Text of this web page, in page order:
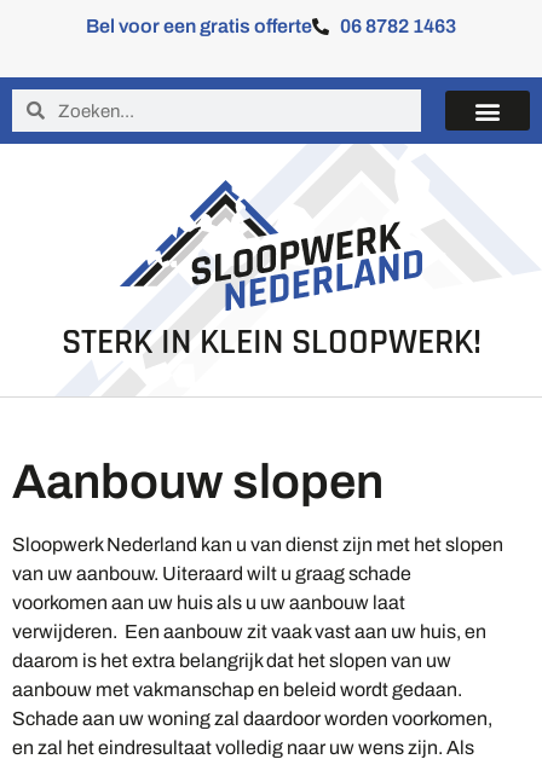
Bel voor een gratis offerte 06 8782 1463
STERK IN KLEIN SLOOPWERK!
Aanbouw slopen
Sloopwerk Nederland kan u van dienst zijn met het slopen
van uw aanbouw. Uiteraard wilt u graag schade
voorkomen aan uw huis als u uw aanbouw laat
verwijderen. Een aanbouw zit vaak vast aan uw huis, en
daarom is het extra belangrijk dat het slopen van uw
aanbouw met vakmanschap en beleid wordt gedaan.
Schade aan uw woning zal daardoor worden voorkomen,
en zal het eindresultaat volledig naar uw wens zijn. Als